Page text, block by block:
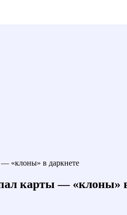
«клоны» в даркнете
карты — «клоны»